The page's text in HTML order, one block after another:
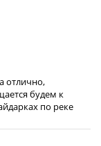
отлично,
будем к
по реке